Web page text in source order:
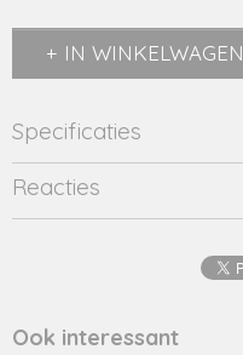
IN WINKELWAGEN
Specificaties
Productcode
2707-15471
Productcode leverancier
Reacties
Ook interessant